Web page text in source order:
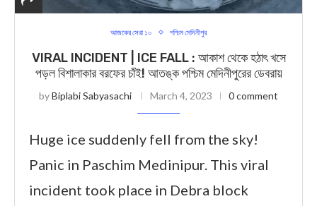
আজকের সেরা ১০ পশ্চিম মেদিনীপুর
VIRAL INCIDENT | ICE FALL : আকাশ থেকে হঠাৎ খসে
পড়ল বিশালাকার বরফের চাঁই! আতঙ্ক পশ্চিম মেদিনীপুরের ডেবরায়
byBiplabi Sabyasachi March 4, 2023 0 comment
Huge ice suddenly fell from the sky!
Panic in Paschim Medinipur. This viral
incident took place in Debra block